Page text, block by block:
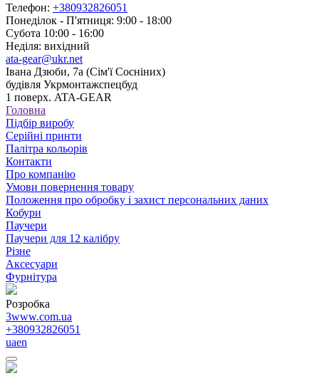
Телефон: +380932826051
Понеділок - П'ятниця: 9:00 - 18:00
Субота 10:00 - 16:00
Неділя: вихідний
ata-gear@ukr.net
Івана Дзюби, 7а (Сім'ї Сосніних)
будівля Укрмонтажспецбуд
1 поверх. ATA-GEAR
Головна
Підбір виробу
Серійні принти
Палітра кольорів
Контакти
Про компанію
Умови повернення товару
Положення про обробку і захист персональних даних
Кобури
Паучери
Паучери для 12 калібру
Різне
Аксесуари
Фурнітура
Розробка
3www.com.ua
+380932826051
uaen